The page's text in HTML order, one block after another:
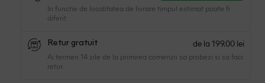
In functie de localitatea de livrare timpul estimat poate fi
diferit.
Retur gratuit de la 199.00 lei
Ai termen 14 zile de la primirea comenzii sa probezi si sa faci
retur.